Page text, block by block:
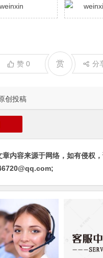
创投稿
赞0 赏 分
章内容来源于网络，如有侵权